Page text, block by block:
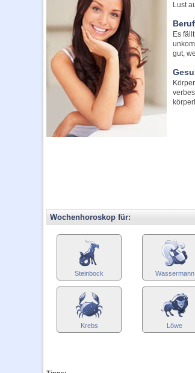
Lust
Es
gut,
Wochenhoroskop für:
Steinbock Wassermann
Krebs Löwe